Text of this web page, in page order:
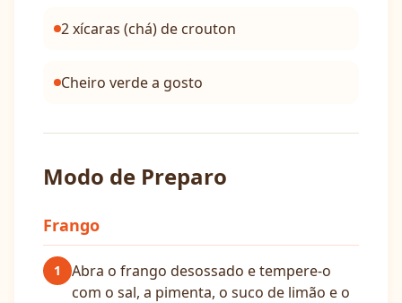
2 xícaras (chá) de crouton
Cheiro verde a gosto
Modo de Preparo
Frango
1
Abra o frango desossado e tempere-o
com o sal, a pimenta, o suco de limão e o